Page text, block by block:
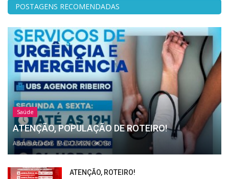
POSTAGENS RECOMENDADAS
Saúde
ATENÇÃO, POPULAÇÃO DE ROTEIRO!
Administrador Mai 27, 2026 168
ATENÇÃO, ROTEIRO!